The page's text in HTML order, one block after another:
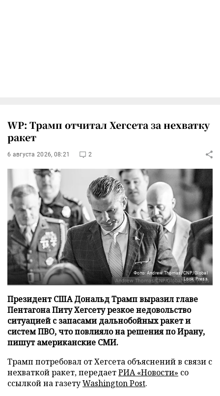
WP: Трамп отчитал Хегсета за нехватку
ракет
6 августа 2026, 08:21 2
Фото: Andrew Thomas/CNP/Global
Look Press
Президент США Дональд Трамп выразил главе
Пентагона Питу Хегсету резкое недовольство
ситуацией с запасами дальнобойных ракет и
систем ПВО, что повлияло на решения по Ирану,
пишут американские СМИ.
Трамп потребовал от Хегсета объяснений в связи с
нехваткой ракет, передаетРИА «Новости» со
ссылкой на газетуWashington Post.